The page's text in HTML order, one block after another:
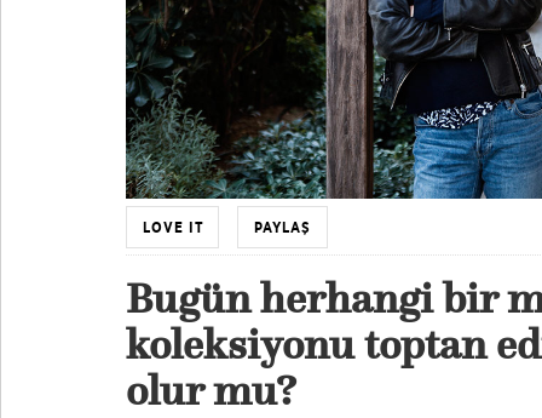
LOVE IT PAYLAŞ
Bugün herhangi bir
koleksiyonu toptan
olur mu?